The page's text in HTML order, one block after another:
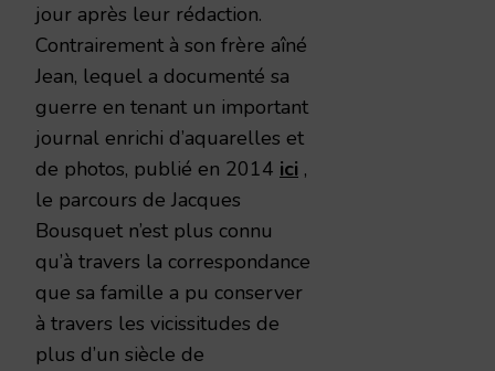
jour après leur rédaction.
Contrairement à son frère aîné
Jean, lequel a documenté sa
guerre en tenant un important
journal enrichi d’aquarelles et
de photos, publié en 2014 ici ,
le parcours de Jacques
Bousquet n’est plus connu
qu’à travers la correspondance
que sa famille a pu conserver
à travers les vicissitudes de
plus d’un siècle de